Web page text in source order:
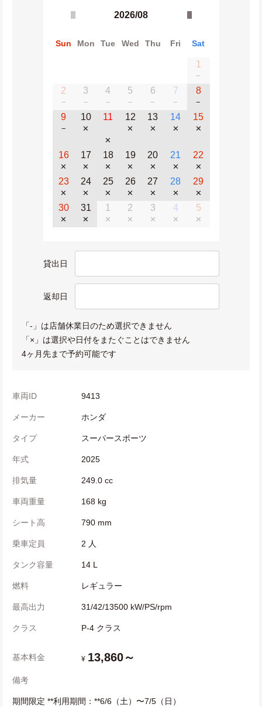
2026/08
Sun Mon Tue Wed Thu Fri Sat
1
−
2
−
3
−
4
−
5
−
6
−
7
−
8
−
9
−
10
✕
11
✕
12
✕
13
✕
14
✕
15
✕
16
✕
17
✕
18
✕
19
✕
20
✕
21
✕
22
✕
23
✕
24
✕
25
✕
26
✕
27
✕
28
✕
29
✕
30
✕
31
✕
1
✕
2
✕
3
✕
4
✕
5
✕
貸出日
返却日
「-」は店舗休業日のため選択できません
「×」は選択や日付をまたぐことはできません
4ヶ月先まで予約可能です
車両ID 9413
メーカー ホンダ
タイプ スーパースポーツ
年式 2025
排気量 249.0 cc
車両重量 168 kg
シート高 790 mm
乗車定員 2 人
タンク容量 14 L
燃料 レギュラー
最高出力 31/42/13500 kW/PS/rpm
クラス P-4 クラス
基本料金 ¥ 13,860～
備考
期間限定 **利用期間：**6/6（土）〜7/5（日）